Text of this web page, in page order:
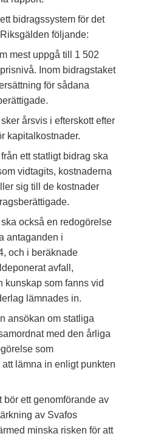
bidragssystem för det
följande:
mest uppgå till 1 502
Inom bidragstaket
för sådana
årsvis i efterskott efter
kapitalkostnader.
ett statligt bidrag ska
vidtagits, kostnaderna
sig till de kostnader
också en redogörelse
antaganden i
och i beräknade
avfall,
kunskap som fanns vid
lämnades in.
ansökan om statliga
med den årliga
som
lämna in enligt punkten
bör ett genomförande av
av Svafos
minska risken för att